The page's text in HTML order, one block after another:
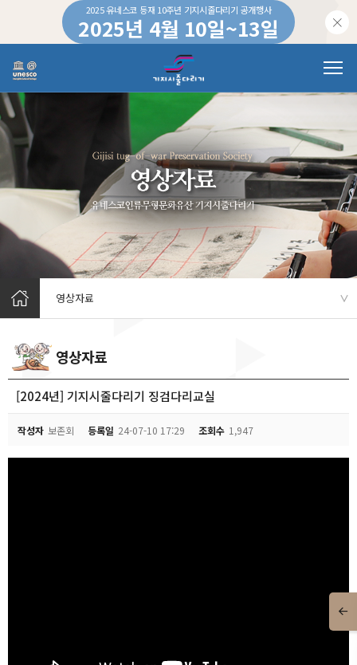
2025 유네스코 등재 10주년 기지시줄다리기 공개행사
2025년 4월 10일~13일
하루 동안 이 창을 열지 않습니다.
영상자료 ∨
영상자료
[2024년] 기지시줄다리기 징검다리교실
작성자 보존회 등록일 24-07-10 17:29 조회수 1,947